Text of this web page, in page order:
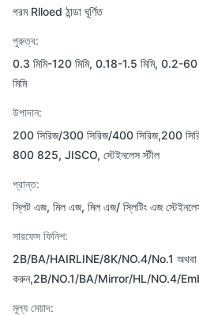
গরম Rlloed ঠান্ডা ঘূর্ণিত
পুরুত্ব:
0.3 মিমি-120 মিমি, 0.18-1.5 মিমি, 0.2-
মিমি
উপাদান:
200 সিরিজ/300 সিরিজ/400 সিরিজ,200
800 825, JISCO, স্টেইনলেস স্টীল
প্রান্ত:
স্লিট এজ, মিল এজ, মিল এজ/ স্লিটিং এজ
সারফেস ফিনিশ:
2B/BA/HAIRLINE/8K/NO.4/No.1 অথবা
করুন,2B/NO.1/BA/Mirror/HL/NO.4/
মূল্য মেয়াদ: